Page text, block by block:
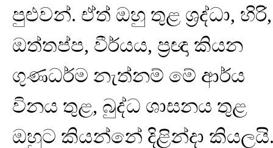
පුළුවන්. ඒත් ඔහු තුළ ශ්‍රද්ධා, හිරි,
ඔත්තප්ප, වීර්යය, ප්‍රඥා කියන
ගුණධර්ම නැත්නම් මේ ආර්ය
විනය තුළ, බුද්ධ ශාසනය තුළ
ඔහුට කියන්නේ දිළින්දා